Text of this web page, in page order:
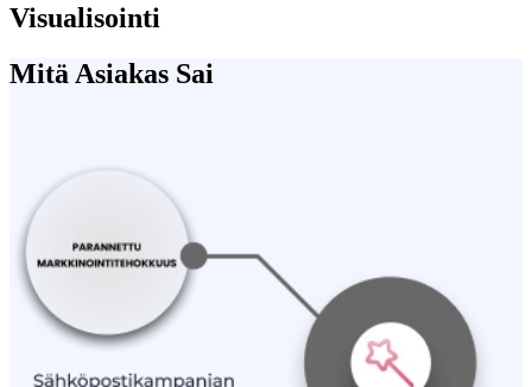
Visualisointi
Mitä Asiakas Sai